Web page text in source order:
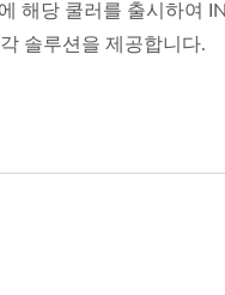
해당 쿨러를 출시하여
솔루션을 제공합니다.